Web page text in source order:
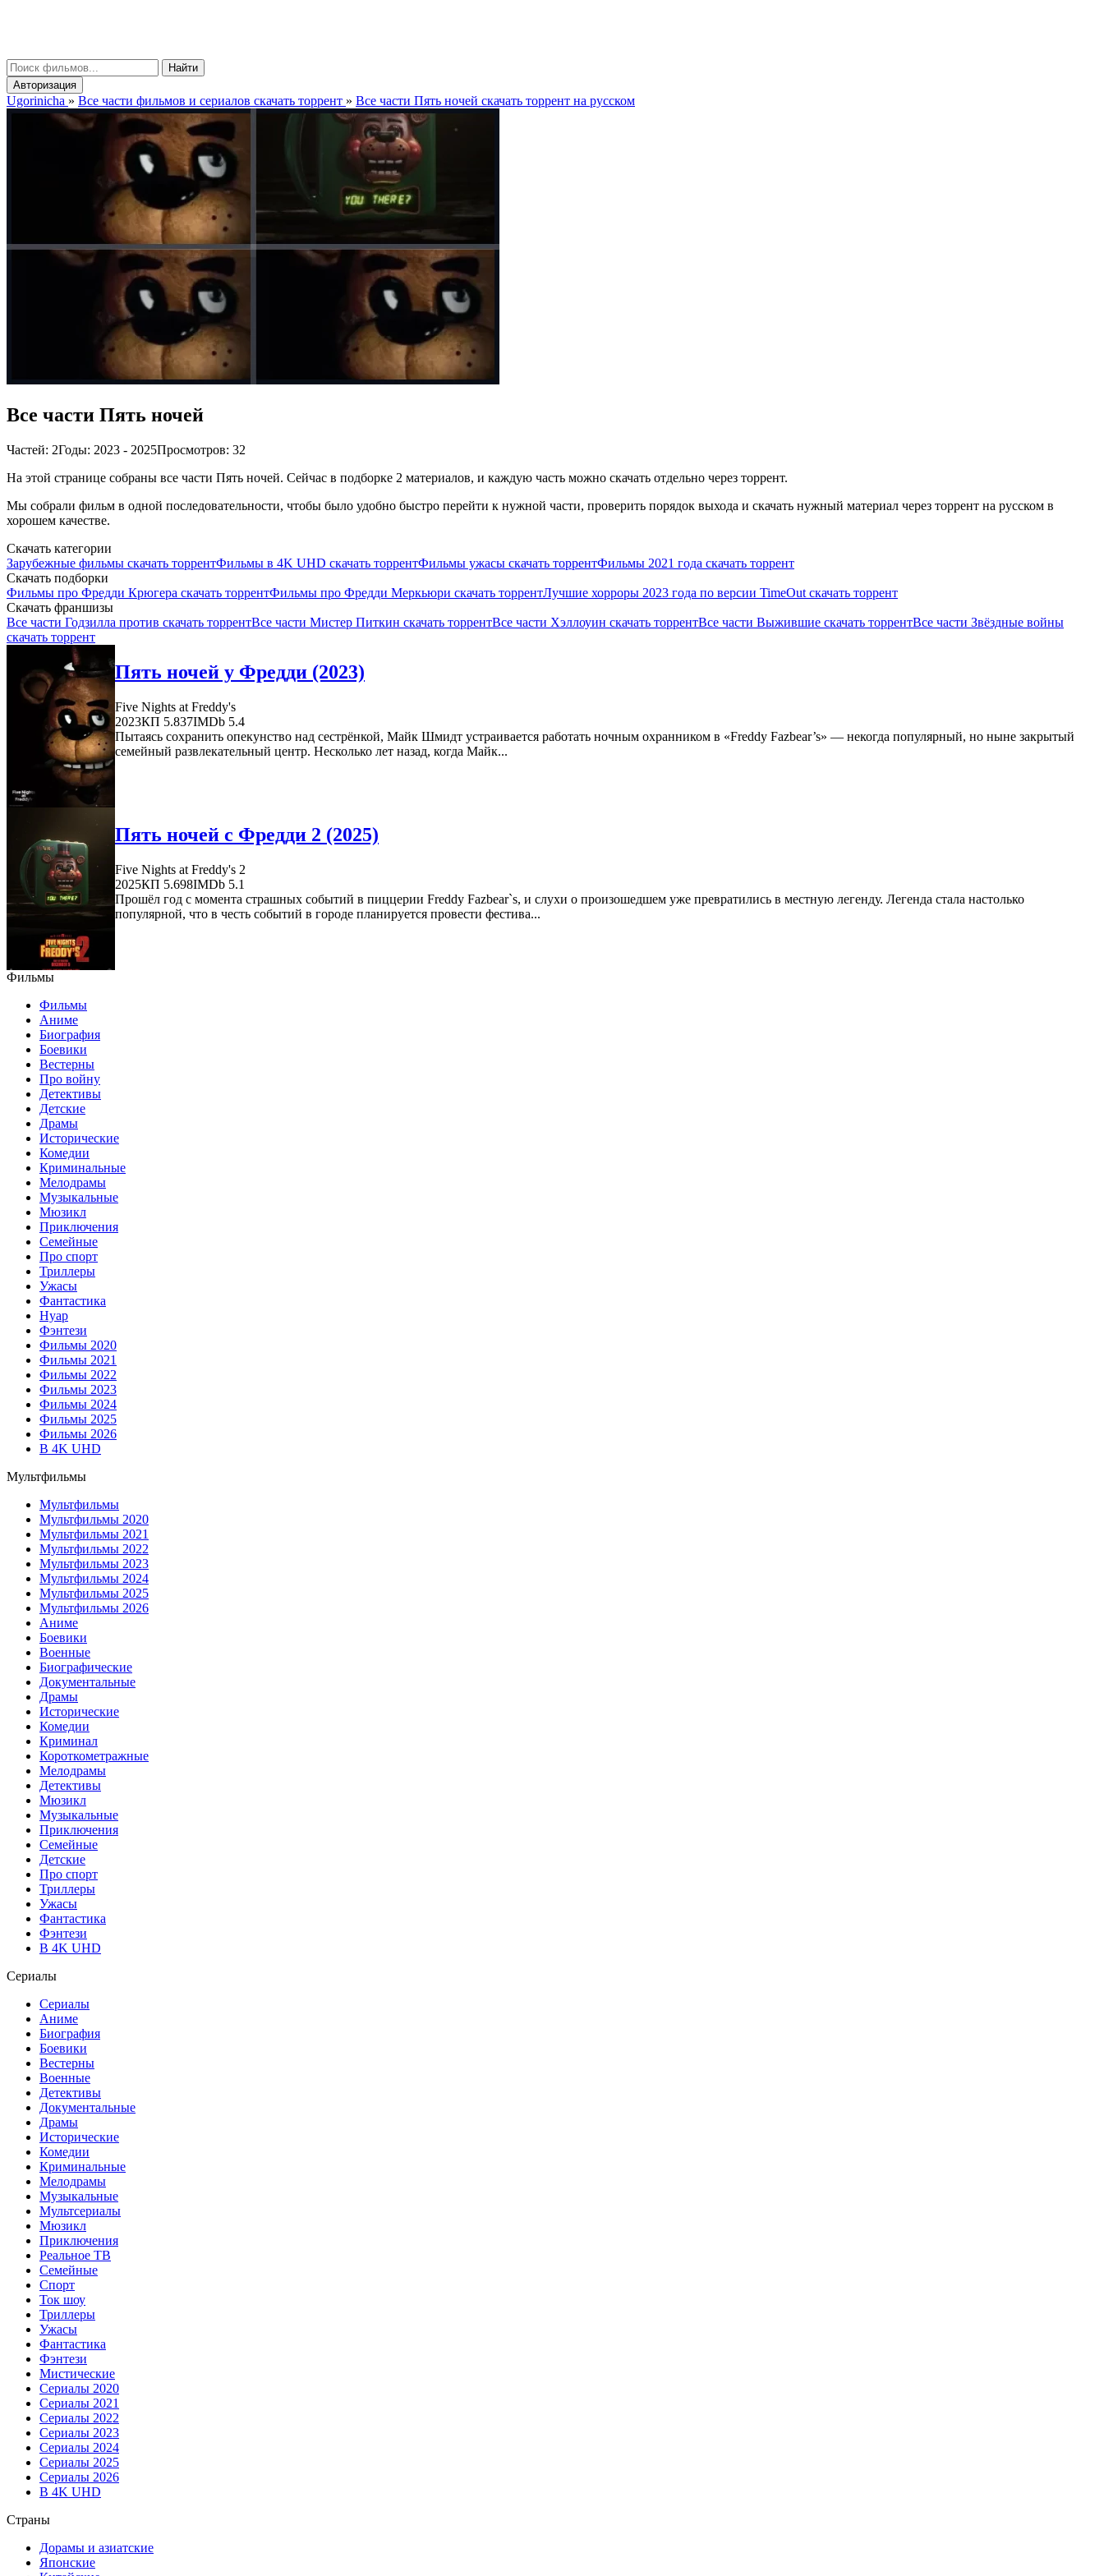
Найти
Авторизация
Ugorinicha » Все части фильмов и сериалов скачать торрент » Все части Пять ночей скачать торрент на русском
Все части Пять ночей
Частей: 2Годы: 2023 - 2025Просмотров: 32
На этой странице собраны все части Пять ночей. Сейчас в подборке 2 материалов, и каждую часть можно скачать отдельно через торрент.
Мы собрали фильм в одной последовательности, чтобы было удобно быстро перейти к нужной части, проверить порядок выхода и скачать нужный материал через торрент на русском в
хорошем качестве.
Скачать категории
Зарубежные фильмы скачать торрентФильмы в 4K UHD скачать торрентФильмы ужасы скачать торрентФильмы 2021 года скачать торрент
Скачать подборки
Фильмы про Фредди Крюгера скачать торрентФильмы про Фредди Меркьюри скачать торрентЛучшие хорроры 2023 года по версии TimeOut скачать торрент
Скачать франшизы
Все части Годзилла против скачать торрентВсе части Мистер Питкин скачать торрентВсе части Хэллоуин скачать торрентВсе части Выжившие скачать торрентВсе части Звёздные войны
скачать торрент
Пять ночей у Фредди (2023)
Five Nights at Freddy's
2023КП 5.837IMDb 5.4
Пытаясь сохранить опекунство над сестрёнкой, Майк Шмидт устраивается работать ночным охранником в «Freddy Fazbear’s» — некогда популярный, но ныне закрытый
семейный развлекательный центр. Несколько лет назад, когда Майк...
Пять ночей с Фредди 2 (2025)
Five Nights at Freddy's 2
2025КП 5.698IMDb 5.1
Прошёл год с момента страшных событий в пиццерии Freddy Fazbear`s, и слухи о произошедшем уже превратились в местную легенду. Легенда стала настолько
популярной, что в честь событий в городе планируется провести фестива...
Фильмы
Фильмы
Аниме
Биография
Боевики
Вестерны
Про войну
Детективы
Детские
Драмы
Исторические
Комедии
Криминальные
Мелодрамы
Музыкальные
Мюзикл
Приключения
Семейные
Про спорт
Триллеры
Ужасы
Фантастика
Нуар
Фэнтези
Фильмы 2020
Фильмы 2021
Фильмы 2022
Фильмы 2023
Фильмы 2024
Фильмы 2025
Фильмы 2026
В 4K UHD
Мультфильмы
Мультфильмы
Мультфильмы 2020
Мультфильмы 2021
Мультфильмы 2022
Мультфильмы 2023
Мультфильмы 2024
Мультфильмы 2025
Мультфильмы 2026
Аниме
Боевики
Военные
Биографические
Документальные
Драмы
Исторические
Комедии
Криминал
Короткометражные
Мелодрамы
Детективы
Мюзикл
Музыкальные
Приключения
Семейные
Детские
Про спорт
Триллеры
Ужасы
Фантастика
Фэнтези
В 4K UHD
Сериалы
Сериалы
Аниме
Биография
Боевики
Вестерны
Военные
Детективы
Документальные
Драмы
Исторические
Комедии
Криминальные
Мелодрамы
Музыкальные
Мультсериалы
Мюзикл
Приключения
Реальное ТВ
Семейные
Спорт
Ток шоу
Триллеры
Ужасы
Фантастика
Фэнтези
Мистические
Сериалы 2020
Сериалы 2021
Сериалы 2022
Сериалы 2023
Сериалы 2024
Сериалы 2025
Сериалы 2026
В 4K UHD
Страны
Дорамы и азиатские
Японские